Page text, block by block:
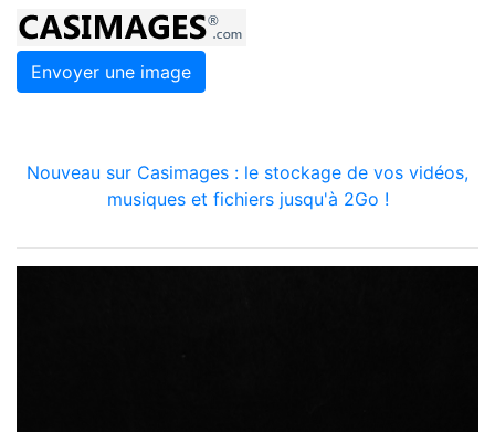
Envoyer une image
Nouveau sur Casimages : le stockage de vos vidéos,
musiques et fichiers jusqu'à 2Go !